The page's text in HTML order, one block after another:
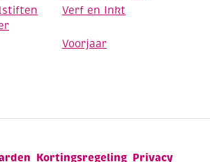
Verf en Inkt
Voorjaar
Kortingsregeling Privacy